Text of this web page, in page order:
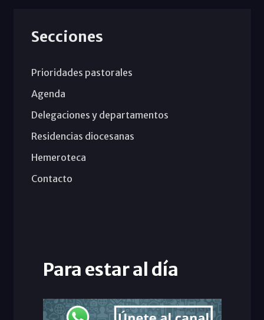
Secciones
Prioridades pastorales
Agenda
Delegaciones y departamentos
Residencias diocesanas
Hemeroteca
Contacto
Para estar al día